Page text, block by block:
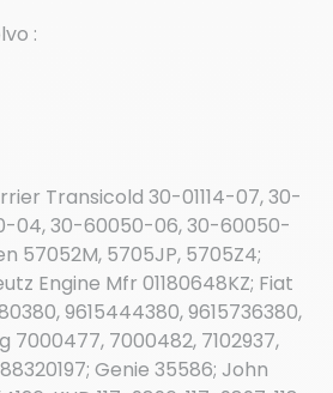
:
Transicold 30-01114-07, 30-
04, 30-60050-06, 30-60050-
57052M, 5705JP, 5705Z4;
Engine Mfr 01180648KZ; Fiat
9615444380, 9615736380,
7000477, 7000482, 7102937,
Genie 35586; John